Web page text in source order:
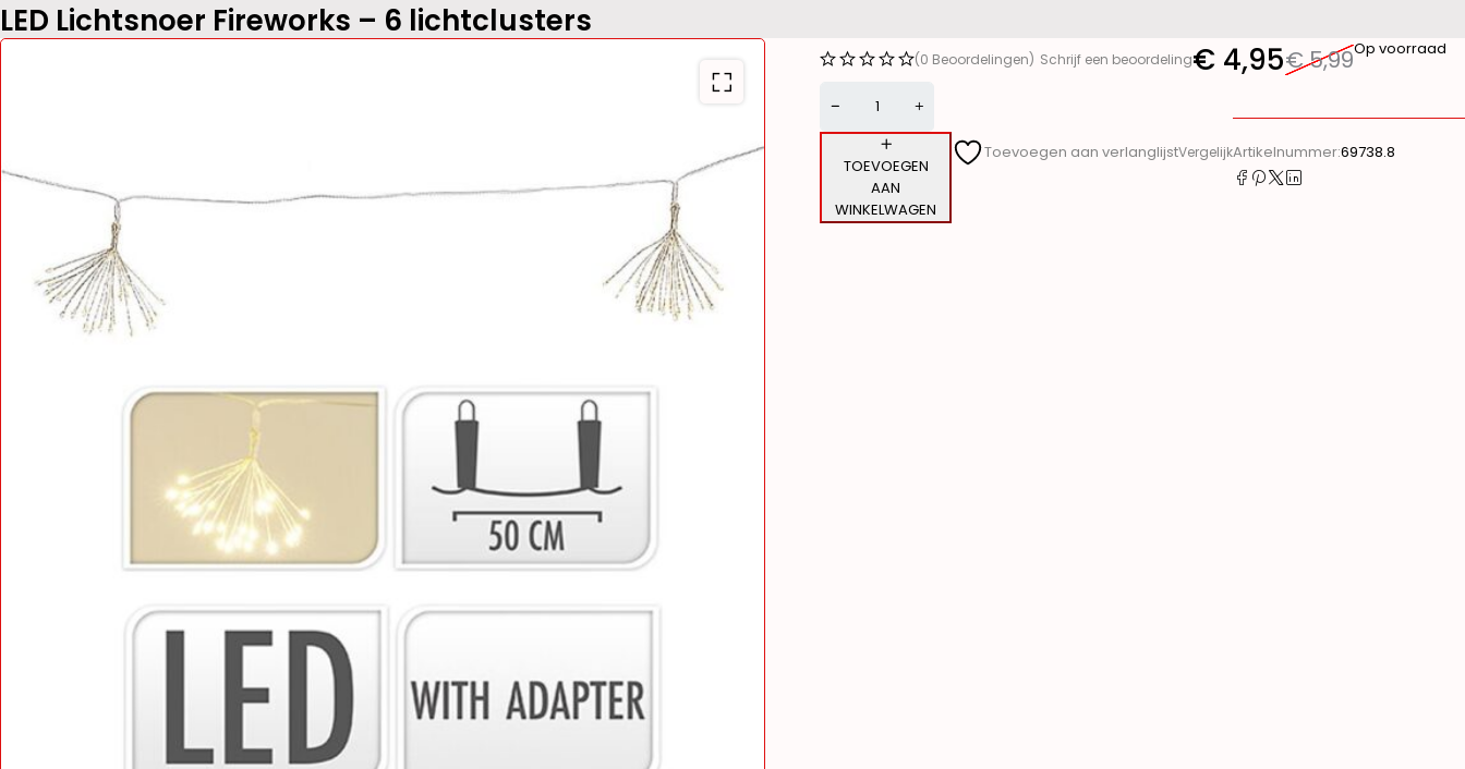
LED Lichtsnoer Fireworks – 6 lichtclusters
(0 Beoordelingen) Schrijf een beoordeling €5,99
€ 4,95 Op voorraad
TOEVOEGEN
AAN
WINKELWAGEN
Toevoegen aan verlanglijstVergelijkArtikelnummer:69738.8